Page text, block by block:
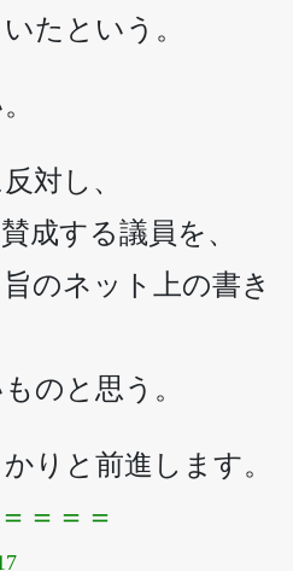
たという。
対し、
成する議員を、
のネット上の書き
のと思う。
りと前進します。
＝＝＝